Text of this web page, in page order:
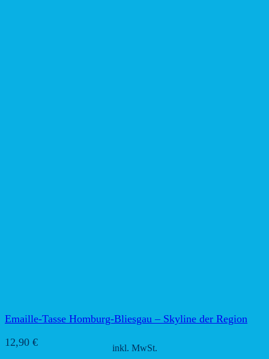
Emaille-Tasse Homburg-Bliesgau – Skyline der Region
12,90 €
inkl. MwSt.